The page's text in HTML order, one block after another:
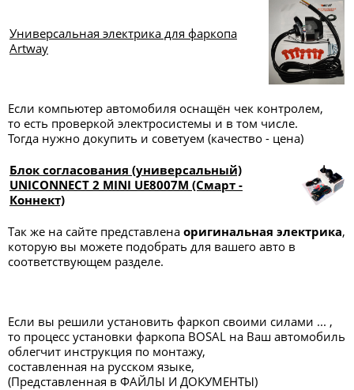
Универсальная электрика для фаркопа
Artway
Если компьютер автомобиля оснащён чек контролем,
то есть проверкой электросистемы и в том числе.
Тогда нужно докупить и советуем (качество - цена)
Блок согласования (универсальный)
UNICONNECT 2 MINI UE8007M (Смарт -
Коннект)
Так же на сайте представлена оригинальная электрика,
которую вы можете подобрать для вашего авто в
соответствующем разделе.
Если вы решили установить фаркоп своими силами ... ,
то процесс установки фаркопа BOSAL на Ваш автомобиль
облегчит инструкция по монтажу,
составленная на русском языке,
(Представленная в ФАЙЛЫ И ДОКУМЕНТЫ)